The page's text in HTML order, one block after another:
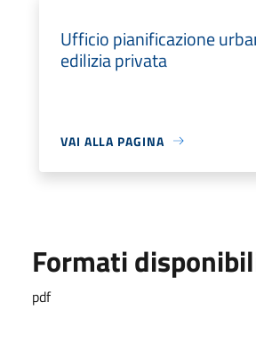
Ufficio pianificazione
edilizia privata
VAI ALLA PAGINA
Formati
pdf